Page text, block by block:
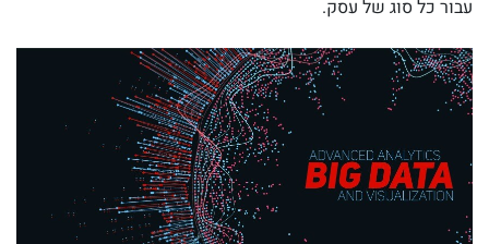
עבור כל סוג של עסק.